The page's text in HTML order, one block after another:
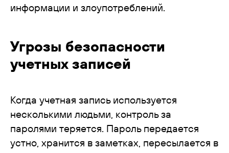
информации и злоупотреблений.
Угрозы безопасности
учетных записей
Когда учетная запись используется
несколькими людьми, контроль за
паролями теряется. Пароль передается
устно, хранится в заметках, пересылается в